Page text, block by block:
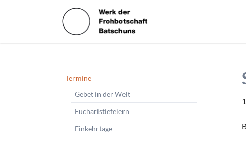
Navigation
Termine
Gebet in der Welt
Eucharistiefeiern
Einkehrtage